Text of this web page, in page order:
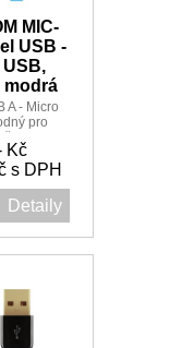
MIC-
USB -
USB,
modrá
A - Micro
pro
a
tvar
Kč
s DPH
Detaily